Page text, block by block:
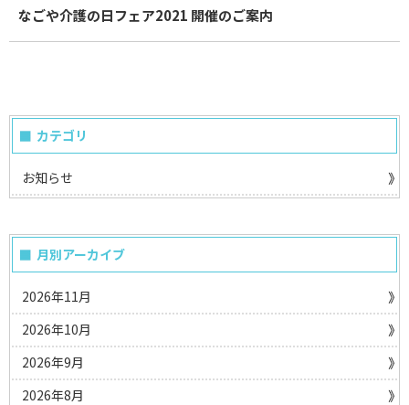
なごや介護の日フェア2021 開催のご案内
カテゴリ
お知らせ
月別アーカイブ
2026年11月
2026年10月
2026年9月
2026年8月